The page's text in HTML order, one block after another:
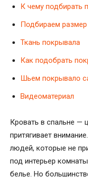
К чему подбирать
Подбираем размер
Ткань покрывала
Как подобрать
Шьем покрывало
Видеоматериал
Кровать в спальне —
притягивает
людей, которые не
под интерьер
белье. Но